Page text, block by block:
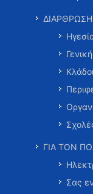
ΔΙΑΡΘΡΩΣΗ
ΓΙΑ ΤΟΝ
Σας